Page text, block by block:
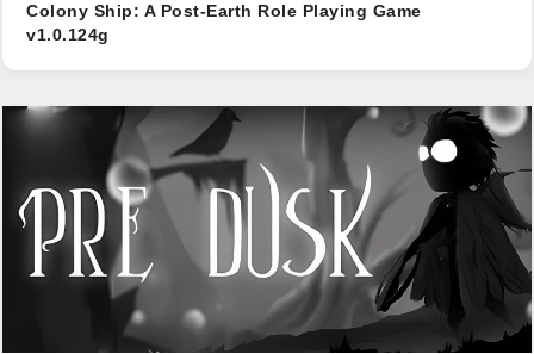
Colony Ship: A Post-Earth Role Playing Game
v1.0.124g